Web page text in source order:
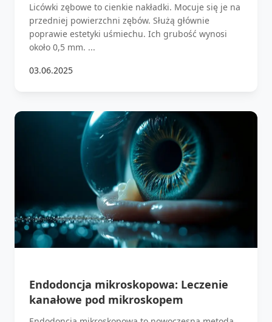
Licówki zębowe to cienkie nakładki. Mocuje się je na
przedniej powierzchni zębów. Służą głównie
poprawie estetyki uśmiechu. Ich grubość wynosi
około 0,5 mm. ...
03.06.2025
Endodoncja mikroskopowa: Leczenie
kanałowe pod mikroskopem